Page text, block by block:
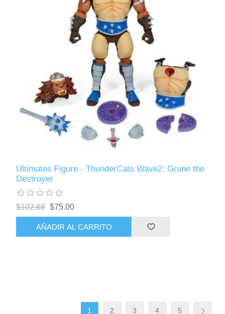
Ultimates Figure - ThunderCats Wave2: Grune the
Destroyer
$102.68 $75.00
AÑADIR AL CARRITO
1 2 3 4 5